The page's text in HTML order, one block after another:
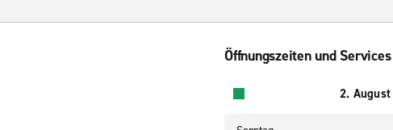
Öffnungszeiten und Services
2.